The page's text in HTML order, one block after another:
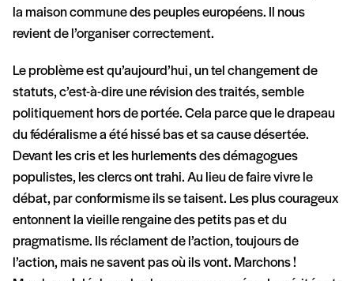
la maison commune des peuples européens. Il nous
revient de l’organiser correctement.
Le problème est qu’aujourd’hui, un tel changement de
statuts, c’est-à-dire une révision des traités, semble
politiquement hors de portée. Cela parce que le drapeau
du fédéralisme a été hissé bas et sa cause désertée.
Devant les cris et les hurlements des démagogues
populistes, les clercs ont trahi. Au lieu de faire vivre le
débat, par conformisme ils se taisent. Les plus courageux
entonnent la vieille rengaine des petits pas et du
pragmatisme. Ils réclament de l’action, toujours de
l’action, mais ne savent pas où ils vont. Marchons !